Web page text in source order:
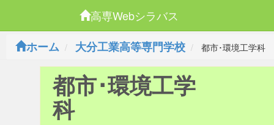
高専Webシラバス
ホーム
大分工業高等専門学校 都市･環境工学科
都市･環境工学
科